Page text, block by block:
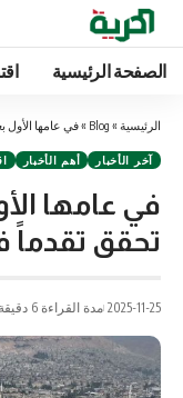
الصفحة الرئيسية
الرئيسية »
Blog
»في عامها الأول
آخر الأخبار أهم الأخبار
في عامها
تحقق تقدماً
2025-11-25 مدة القراءة 6 دقيقة/دقائق